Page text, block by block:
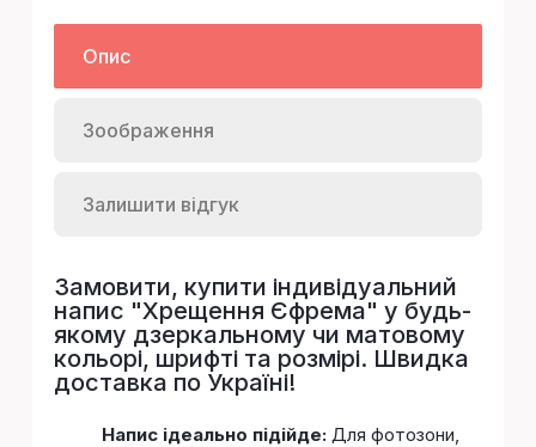
Опис
Зоображення
Залишити відгук
Замовити, купити індивідуальний
напис "Хрещення Єфрема" у будь-
якому дзеркальному чи матовому
кольорі, шрифті та розмірі. Швидка
доставка по Україні!
Напис ідеально підійде:Для фотозони,